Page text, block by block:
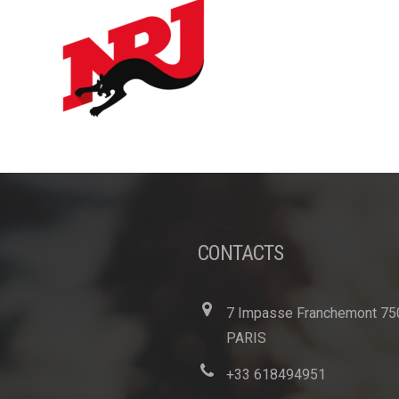
CONTACTS
7 Impasse Franchemont
PARIS
+33 618494951